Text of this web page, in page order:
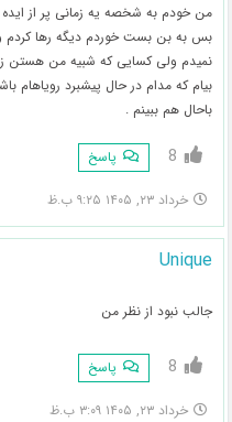
من خودم به شخصه یه زمانی پر از
بس به بن بست خوردم دیگه رها کردم و
نمیدم ولی کسایی که شبیه من هستن
بیام که مدام در حال پیشبرد رویاهام
باحال هم ببینم .
8 پاسخ
خرداد ۲۳, ۱۴۰۵ ۹:۲۵ ب.ظ
Unique
جالب نبود از نظر من
8 پاسخ
خرداد ۲۳, ۱۴۰۵ ۳:۰۹ ب.ظ